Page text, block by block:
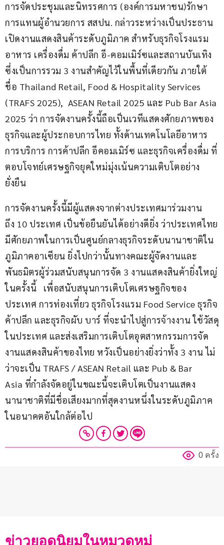
การจัดประชุมและนิทรรศการ (องค์การมหาชน)รักษา
การแทนผู้อำนวยการ สสปน. กล่าวระหว่างเป็นประธาน
เปิดงานแสดงสินค้าระดับภูมิภาค สำหรับธุรกิจโรงแรม
อาหาร เครื่องดื่ม ค้าปลีก อี-คอมเมิร์ซและสถานบันเทิง
ซึ่งเป็นการรวม 3 งานสำคัญไว้ในพื้นที่เดียวกัน ภายใต้
ชื่อ Thailand Retail, Food & Hospitality Services
(TRAFS 2025),  ASEAN Retail 2025 และ Pub Bar Asia
2025 ว่า การจัดงานครั้งนี้ถือเป็นเวทีแสดงศักยภาพของ
ธุรกิจและผู้ประกอบการไทย ทั้งด้านเทคโนโลยีอาหาร
การบริการ การค้าปลีก อีคอมเมิร์ซ และธุรกิจเครื่องดื่ม ที่
ตอบโจทย์เศรษฐกิจยุคใหม่มุ่งเน้นความเติบโตอย่าง
ยั่งยืน
การจัดงานครั้งนี้มีผู้แสดงจากต่างประเทศมาร่วมงาน
ถึง 10 ประเทศ เป็นข้อยืนยันได้อย่างดียิ่ง ว่าประเทศไทย
มีศักยภาพในการเป็นศูนย์กลางธุรกิจระดับนานาชาติใน
ภูมิภาคอาเซียน ยิ่งไปกว่านั้นทางคณะผู้จัดงานและ
พันธมิตรผู้ร่วมสนับสนุนการจัด 3 งานแสดงสินค้ายิ่งใหญ่
ในครั้งนี้   เพื่อสนับสนุนการเติบโตเศรษฐกิจของ
ประเทศ การท่องเที่ยว ธุรกิจโรงแรม Food Service ธุรกิจ
ค้าปลีก และธุรกิจผับ บาร์ ที่จะนำไปสู่การจ้างงาน ใช้วัสดุ
ในประเทศ และส่งเสริมการเติบโตอุตสาหกรรมการจัด
งานแสดงสินค้าของไทย หวังเป็นอย่างยิ่งว่าทั้ง 3 งาน ไม่
ว่าจะเป็น TRAFS / ASEAN Retail และ Pub & Bar
Asia ที่กำลังจัดอยู่ในขณะนี้จะเติบโตเป็นงานแสดง
นานาชาติที่มีชื่อเสียงมากที่สุดงานหนึ่งในระดับภูมิภาค
ในอนาคตอันใกล้ต่อไป
0 ครั้ง
ข่าวยอดนิยมในหมวดหมู่